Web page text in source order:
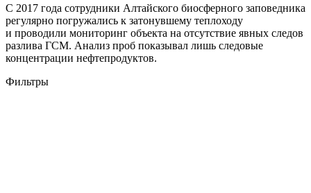
С 2017 года сотрудники Алтайского биосферного заповедника
регулярно погружались к затонувшему теплоходу
и проводили мониторинг объекта на отсутствие явных следов
разлива ГСМ. Анализ проб показывал лишь следовые
концентрации нефтепродуктов.
Фильтры